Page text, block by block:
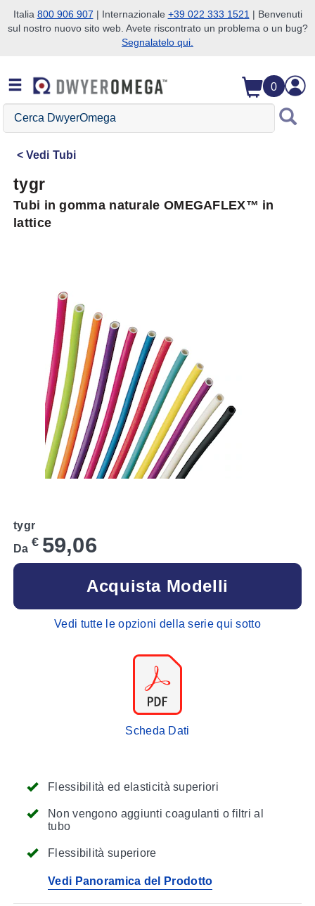
Salta alla ricerca
Salta al contenuto principale
Salta alla navigazione
Italia 800 906 907 | Internazionale +39 022 333 1521 | Benvenuti
sul nostro nuovo sito web. Avete riscontrato un problema o un bug?
Segnalatelo qui.
0
Cerca
DwyerOmega
Vedi Tubi
tygr
Tubi in gomma naturale OMEGAFLEX™ in
lattice
Flessibilità ed elasticità superiori
Non vengono aggiunti coagulanti o filtri al
tubo
Flessibilità superiore
Vedi Panoramica del Prodotto
tygr
Da € 59,06
Acquista Modelli
Vedi tutte le opzioni della serie qui sotto
Scheda Dati